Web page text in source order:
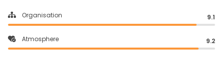
Organisation 9.1
Atmosphere 9.2